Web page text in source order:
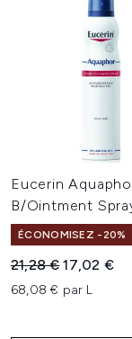
Eucerin
B/Ointment
ÉCONOMISEZ -20%
Prix de vente :
21,28 €Prix ​​actuel
17,02 €
68,08 € par L